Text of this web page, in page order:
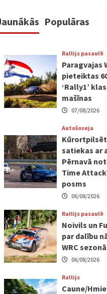
Populāras
Rallijs pasaulē
Paragvajas
pieteiktas
‘Rally1’
mašīnas
07/08/2026
Autošoseja
satiekas ar
Pērnavā
Time
posms
06/08/2026
Rallijs pasaulē
Noivils un
par dalību
WRC sezonā
06/08/2026
Rallijs
Caune/